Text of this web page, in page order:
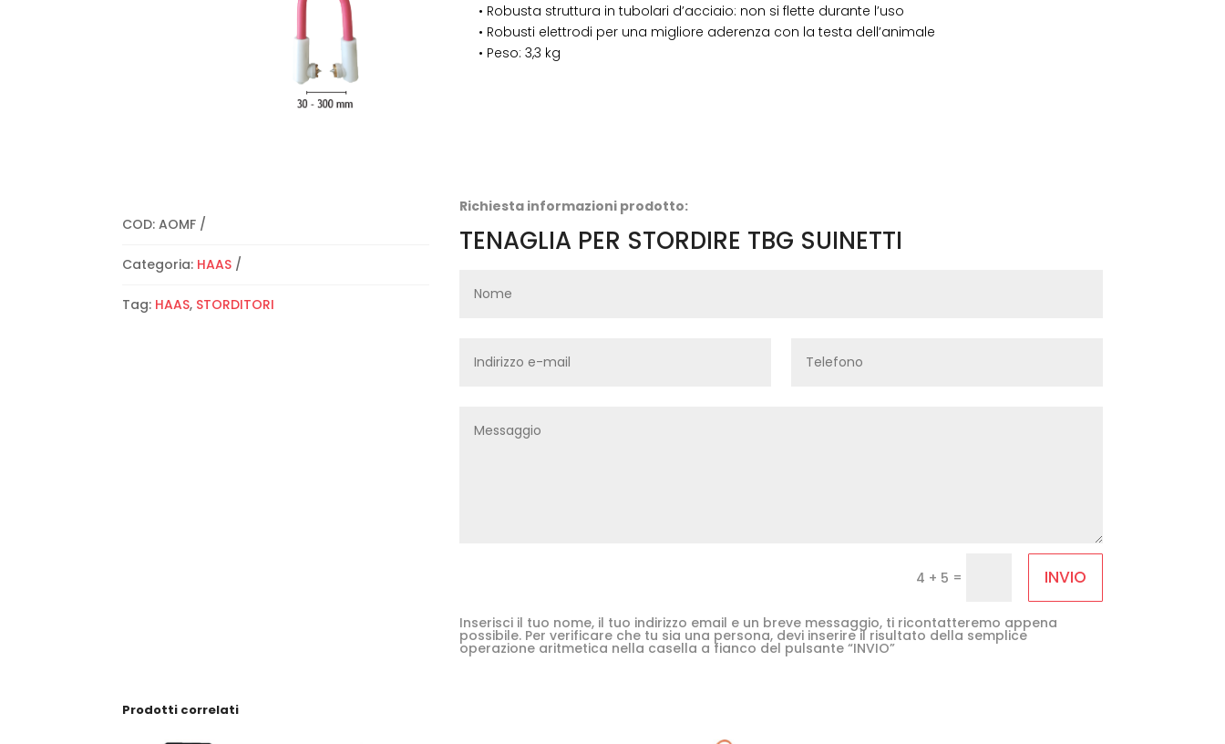
• Robusta struttura in tubolari d’acciaio: non si flette durante l’uso
• Robusti elettrodi per una migliore aderenza con la testa dell’animale
• Peso: 3,3 kg
COD:AOMF
Categoria: HAAS
Tag: HAAS, STORDITORI
Richiesta informazioni prodotto:
TENAGLIA PER STORDIRE TBG SUINETTI
4 + 5 = INVIO
Inserisci il tuo nome, il tuo indirizzo email e un breve messaggio, ti ricontatteremo appena
possibile. Per verificare che tu sia una persona, devi inserire il risultato della semplice
operazione aritmetica nella casella a fianco del pulsante “INVIO”
Prodotti correlati